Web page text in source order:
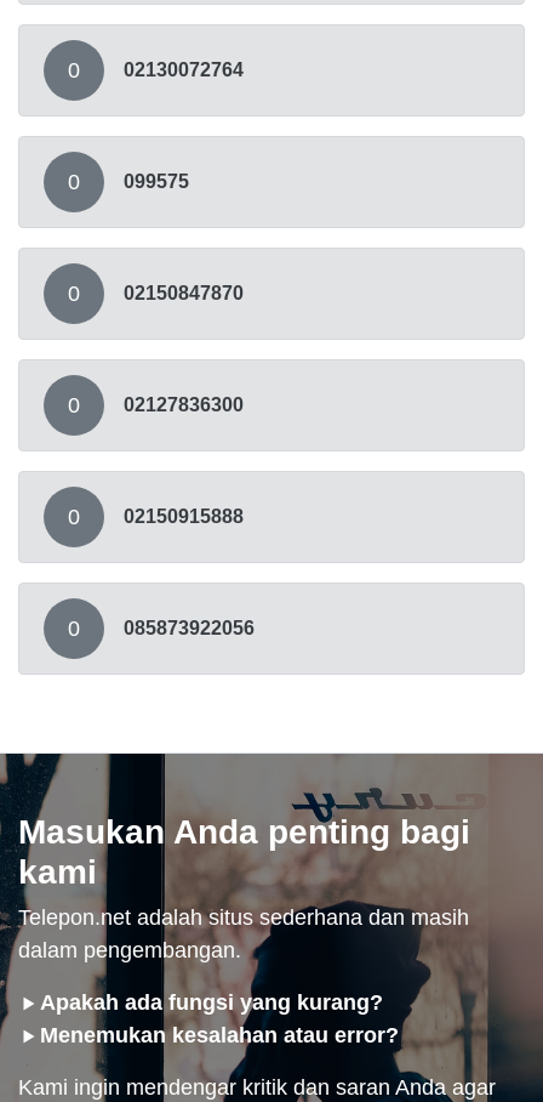
0 02130072764
0 099575
0 02150847870
0 02127836300
0 02150915888
0 085873922056
Masukan Anda penting bagi
kami
Telepon.net adalah situs sederhana dan masih
dalam pengembangan.
Apakah ada fungsi yang kurang?
Menemukan kesalahan atau error?
Kami ingin mendengar kritik dan saran Anda agar